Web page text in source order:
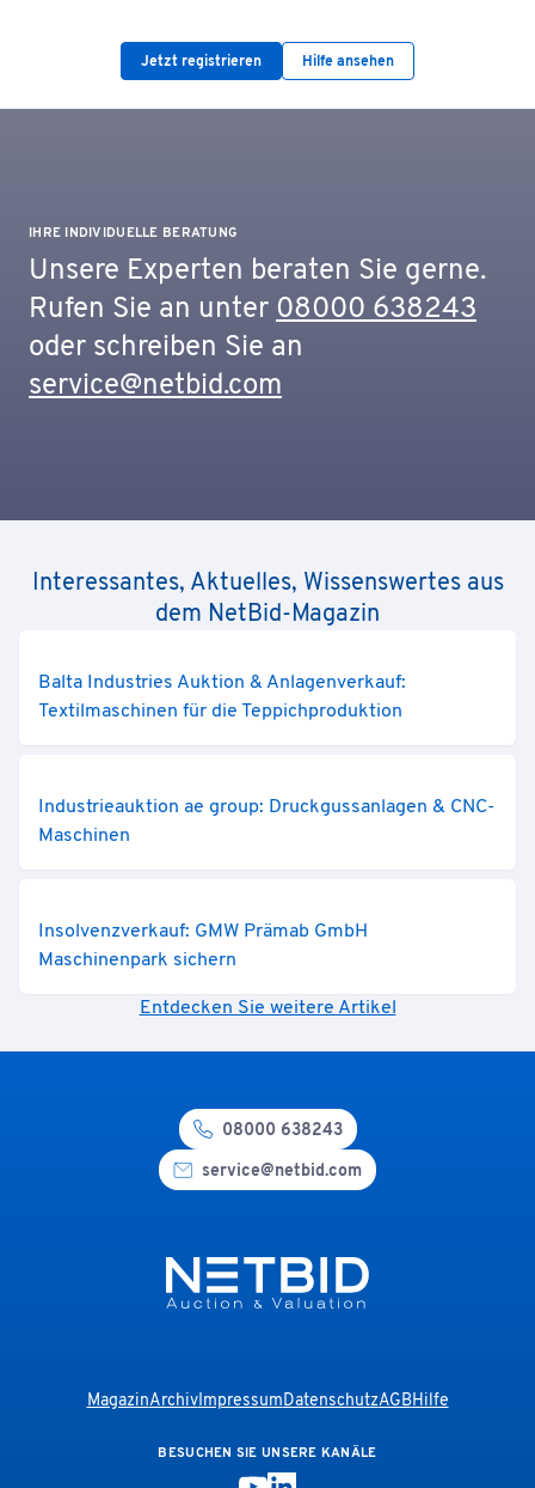
Jetzt registrieren Hilfe ansehen
IHRE INDIVIDUELLE BERATUNG
Unsere Experten beraten Sie gerne.
Rufen Sie an unter 08000 638243
oder schreiben Sie an
service@netbid.com
Interessantes, Aktuelles, Wissenswertes aus
dem NetBid-Magazin
Balta Industries Auktion & Anlagenverkauf:
Textilmaschinen für die Teppichproduktion
Industrieauktion ae group: Druckgussanlagen & CNC-
Maschinen
Insolvenzverkauf: GMW Prämab GmbH
Maschinenpark sichern
Entdecken Sie weitere Artikel
08000 638243
service@netbid.com
MagazinArchivImpressumDatenschutzAGBHilfe
BESUCHEN SIE UNSERE KANÄLE